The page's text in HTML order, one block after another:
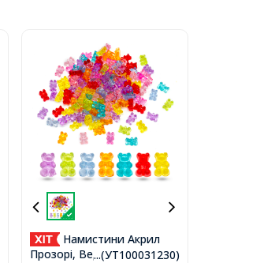
...(УТ100031230)
Намистини Акрил
Прозорі, Ведмедик, Мікс,